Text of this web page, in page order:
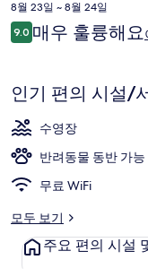
트
어
레
이
크
포
레
격
은
₩179,080
8월 23일 ~ 8월 24일
이
용
기
9.010점 만점 중 9.0점.
매우 훌륭해요
인기 편의 시설/
수영장
반려동물 동반 가능
무료 WiFi
모두 보기
주요 편의 시설